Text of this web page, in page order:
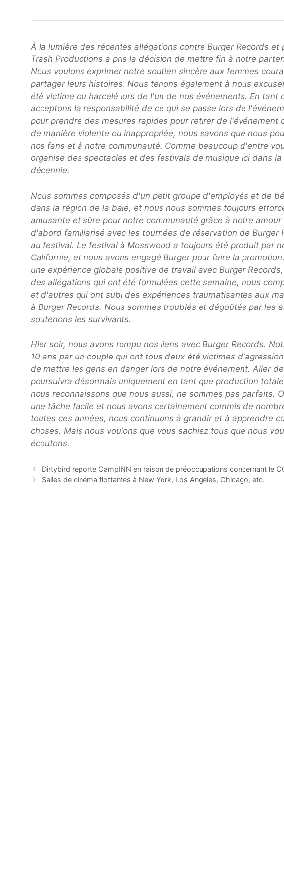
À la lumière des récentes allégations contre Burger Records
Trash Productions a pris la décision de mettre fin à notre
Nous voulons exprimer notre soutien sincère aux femmes
partager leurs histoires. Nous tenons également à nous
été victime ou harcelé lors de l'un de nos événements. En tant
acceptons la responsabilité de ce qui se passe lors de
pour prendre des mesures rapides pour retirer de
de manière violente ou inappropriée, nous savons que nous
nos fans et à notre communauté. Comme beaucoup d'entre
organise des spectacles et des festivals de musique ici dans
décennie.
Nous sommes composés d'un petit groupe d'employés et de
dans la région de la baie, et nous nous sommes toujours
amusante et sûre pour notre communauté grâce à notre
d'abord familiarisé avec les tournées de réservation de Burger
au festival. Le festival à Mosswood a toujours été produit par
Californie, et nous avons engagé Burger pour faire la
une expérience globale positive de travail avec Burger
des allégations qui ont été formulées cette semaine, nous
et d'autres qui ont subi des expériences traumatisantes aux
à Burger Records. Nous sommes troublés et dégoûtés par les
soutenons les survivants.
Hier soir, nous avons rompu nos liens avec Burger Records.
10 ans par un couple qui ont tous deux été victimes
de mettre les gens en danger lors de notre événement. Aller
poursuivra désormais uniquement en tant que production
nous reconnaissons que nous aussi, ne sommes pas parfaits.
une tâche facile et nous avons certainement commis de
toutes ces années, nous continuons à grandir et à apprendre
choses. Mais nous voulons que vous sachiez tous que nous
écoutons.
Dirtybird reporte CampINN en raison de préoccupations concernant le
Salles de cinéma flottantes à New York, Los Angeles, Chicago, etc.